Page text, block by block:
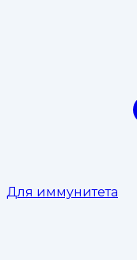
Для иммунитета